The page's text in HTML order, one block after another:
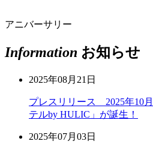
アニバーサリー
Information お知らせ
2025年08月21日
プレスリリース 2025年10
テルby HULIC」が誕生！
2025年07月03日